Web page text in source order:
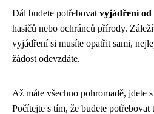
Dál budete potřebovat vyjádření
hasičů nebo ochránců přírody.
vyjádření si musíte opatřit sami,
žádost odevzdáte.
Až máte všechno pohromadě, jdete
Počítejte s tím, že budete